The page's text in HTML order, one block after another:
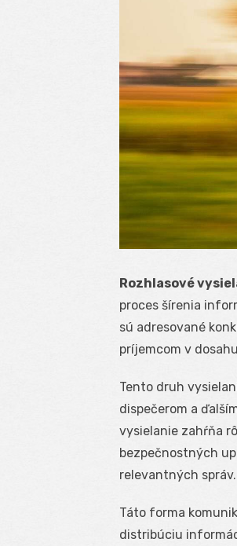
Rozhlasové
proces šírenia
sú adresované
príjemcom v
Tento druh
dispečerom a
vysielanie zahŕňa
bezpečnostných
relevantných správ.
Táto forma
distribúciu